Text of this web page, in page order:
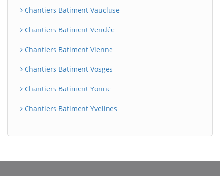
Chantiers Batiment Vaucluse
Chantiers Batiment Vendée
Chantiers Batiment Vienne
Chantiers Batiment Vosges
Chantiers Batiment Yonne
Chantiers Batiment Yvelines
BatiWebPro